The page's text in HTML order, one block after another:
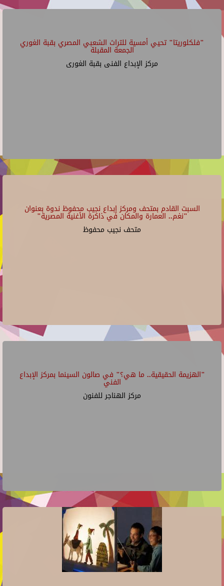
"فلكلوريتا" تحيي أمسية للتراث الشعبي المصري بقبة الغوري
الجمعة المقبلة
مركز الإبداع الفنى بقبة الغورى
السبت القادم بمتحف ومركز إبداع نجيب محفوظ ندوة بعنوان
"نغم.. العمارة والمكان في ذاكرة الأغنية المصرية"
متحف نجيب محفوظ
"الهزيمة الحقيقية.. ما هي؟" في صالون السينما بمركز الإبداع
الفني
مركز الهناجر للفنون